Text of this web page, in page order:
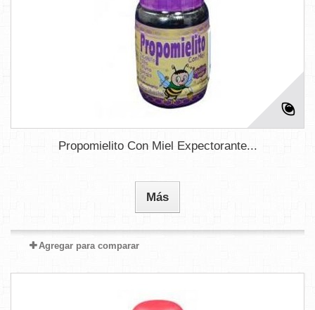
Propomielito Con Miel Expectorante...
Más
Agregar para comparar